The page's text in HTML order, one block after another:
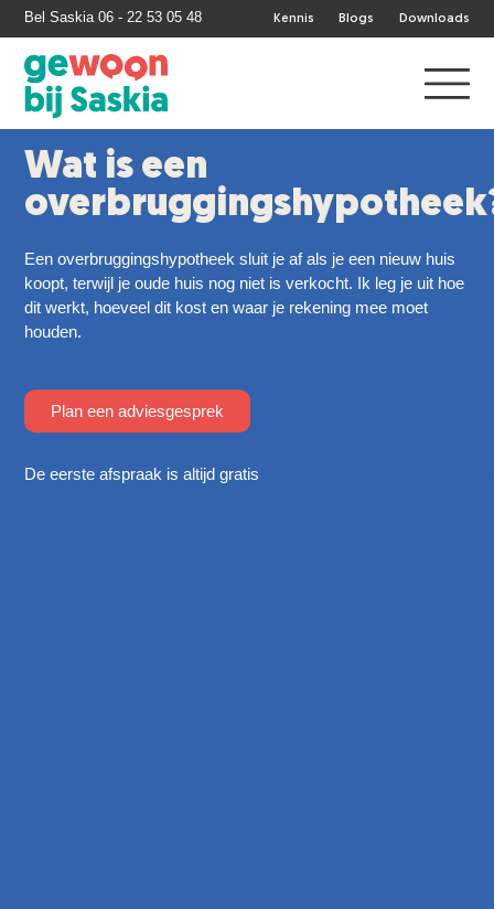
Kennis Blogs Downloads
Bel Saskia 06 - 22 53 05 48
Wat is een
Een overbruggingshypotheek sluit je af als je een nieuw huis
koopt, terwijl je oude huis nog niet is verkocht. Ik leg je uit hoe
dit werkt, hoeveel dit kost en waar je rekening mee moet
houden.
Plan een adviesgesprek
De eerste afspraak is altijd gratis